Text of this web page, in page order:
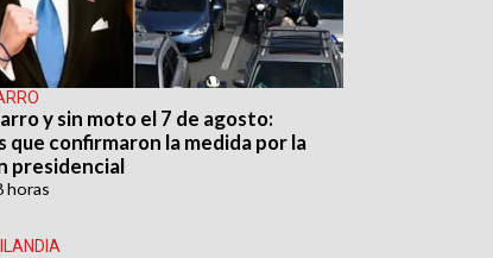
y sin moto el 7 de agosto:
que confirmaron la medida por la
presidencial
horas